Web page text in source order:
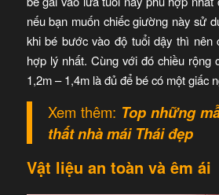
nếu bạn muốn chiếc giường này sử
khi bé bước vào độ tuổi dậy thì nên
hợp lý nhất. Cùng với đó chiều rộng
1,2m – 1,4m là đủ để bé có một giấc
Xem thêm: Top những
thất nhà mái Thái đẹp
Vật liệu an toàn và êm ái